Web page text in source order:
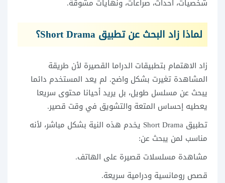
شخصيات، أحداث، صراعات، ونهايات مشوقة.
لماذا زاد البحث عن تطبيق Short Drama؟
زاد الاهتمام بتطبيقات الدراما القصيرة لأن طريقة
المشاهدة تغيرت بشكل واضح. لم يعد المستخدم دائما
يبحث عن مسلسل طويل، بل يريد أحيانا محتوى سريعا
يعطيه إحساس المتعة والتشويق في وقت قصير.
تطبيق Short Drama يخدم هذه النية بشكل مباشر، لأنه
مناسب لمن يبحث عن:
مشاهدة مسلسلات قصيرة على الهاتف.
قصص رومانسية ودرامية سريعة.